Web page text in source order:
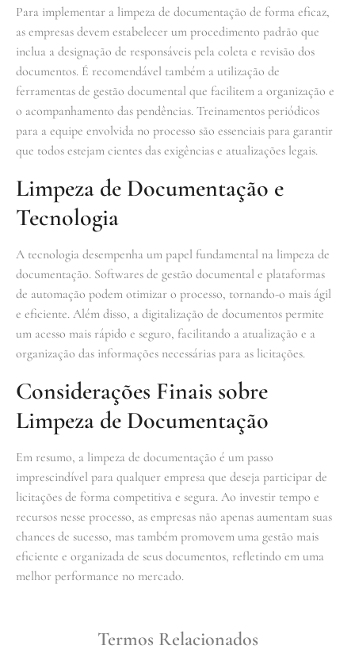
Para implementar a limpeza de documentação de forma eficaz,
as empresas devem estabelecer um procedimento padrão que
inclua a designação de responsáveis pela coleta e revisão dos
documentos. É recomendável também a utilização de
ferramentas de gestão documental que facilitem a organização e
o acompanhamento das pendências. Treinamentos periódicos
para a equipe envolvida no processo são essenciais para garantir
que todos estejam cientes das exigências e atualizações legais.
Limpeza de Documentação e
Tecnologia
A tecnologia desempenha um papel fundamental na limpeza de
documentação. Softwares de gestão documental e plataformas
de automação podem otimizar o processo, tornando-o mais ágil
e eficiente. Além disso, a digitalização de documentos permite
um acesso mais rápido e seguro, facilitando a atualização e a
organização das informações necessárias para as licitações.
Considerações Finais sobre
Limpeza de Documentação
Em resumo, a limpeza de documentação é um passo
imprescindível para qualquer empresa que deseja participar de
licitações de forma competitiva e segura. Ao investir tempo e
recursos nesse processo, as empresas não apenas aumentam suas
chances de sucesso, mas também promovem uma gestão mais
eficiente e organizada de seus documentos, refletindo em uma
melhor performance no mercado.
Termos Relacionados